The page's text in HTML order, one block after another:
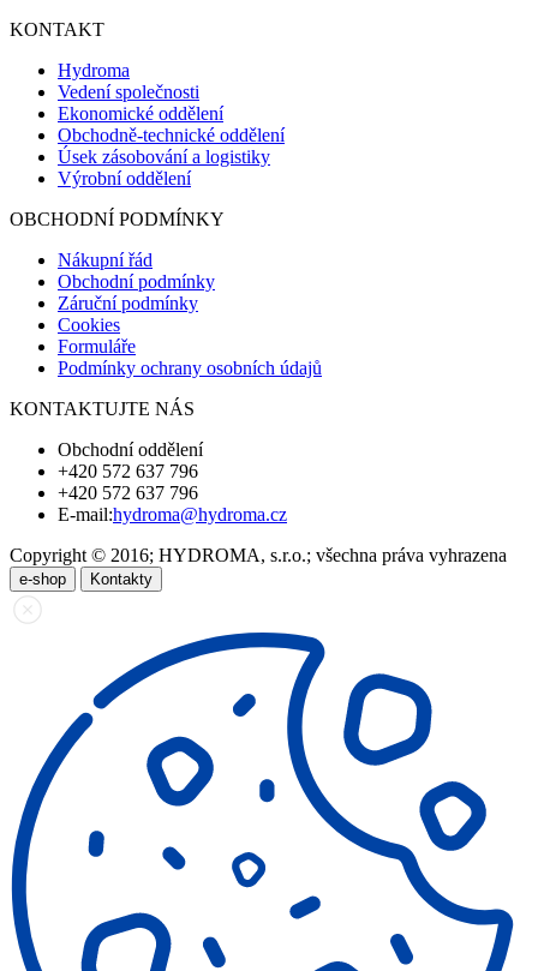
KONTAKT
Hydroma
Vedení společnosti
Ekonomické oddělení
Obchodně-technické oddělení
Úsek zásobování a logistiky
Výrobní oddělení
OBCHODNÍ PODMÍNKY
Nákupní řád
Obchodní podmínky
Záruční podmínky
Cookies
Formuláře
Podmínky ochrany osobních údajů
KONTAKTUJTE NÁS
Obchodní oddělení
+420 572 637 796
+420 572 637 796
E-mail:hydroma@hydroma.cz
Copyright © 2016; HYDROMA, s.r.o.; všechna práva vyhrazena
e-shop Kontakty